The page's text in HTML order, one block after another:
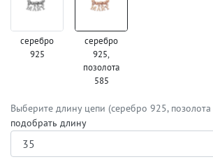
серебро
925
серебро
925,
позолота
585
Выберите длину цепи (серебро 925,
подобрать длину